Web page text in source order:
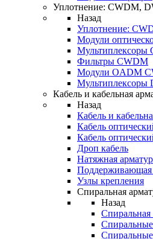
Уплотнение: CWDM,
Назад
Уплотнение:
Модули
Мультиплексоры
Фильтры CWDM
Модули OADM
Мультиплексоры
Кабель и кабельная
Назад
Кабель и
Кабель
Кабель
Дроп кабель
Натяжная
Поддерживающая
Узлы крепления
Спиральная
Назад
Спиральная